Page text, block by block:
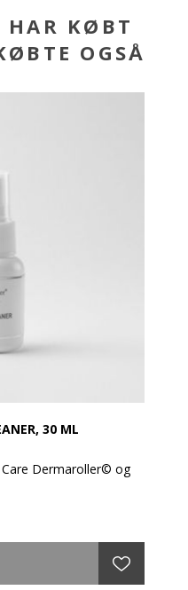
HAR KØBT
OGSÅ
30 ML
Dermaroller© og
rullen i sin æske, til du